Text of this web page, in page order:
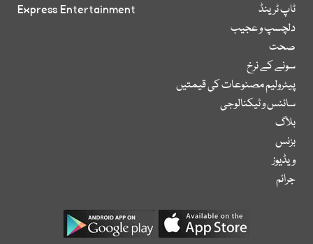
ٹاپ ٹرینڈ
دلچسپ و عجیب
صحت
سونے کے نرخ
پیٹرولیم مصنوعات کی قیمتیں
سائنس و ٹیکنالوجی
بلاگ
بزنس
ویڈیوز
جرائم
Express Entertainment